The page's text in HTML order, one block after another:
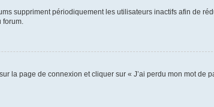
suppriment périodiquement les utilisateurs inactifs afin de
la page de connexion et cliquer sur « J’ai perdu mon mot de